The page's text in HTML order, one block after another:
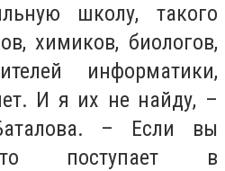
школу, такого
химиков, биологов,
информатики,
И я их не найду, –
– Если вы
поступает в